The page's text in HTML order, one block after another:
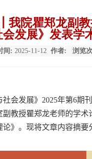
我院瞿郑龙副
会发展》发表学
间: 2025-11-12 作者: 浏览
社会发展》 2025年第6期
教授瞿郑龙老师的学术
论》。现将文章内容摘要